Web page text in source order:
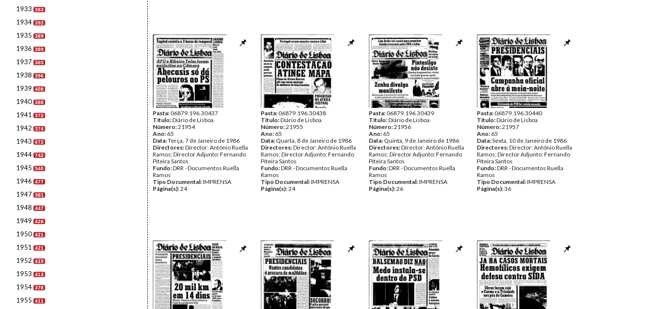
1933 383
1934 392
1935 389
1936 389
1937 365
1938 396
1939 408
1940 388
1941 372
1942 374
1943 672
1944 742
1945 540
1946 477
1947 381
1948 447
1949 428
1950 421
1951 421
1952 419
1953 413
1954 378
1955 411
Pasta:06879.196.30437
Título:Diário de Lisboa
Número:21954
Ano: 65
Data:Terça, 7 de Janeiro de 1986
Directores:Director: António Ruella
Ramos; Director Adjunto: Fernando
Piteira Santos
Fundo:DRR - Documentos Ruella
Ramos
Tipo Documental:IMPRENSA
Página(s):24
Pasta:06879.196.30438
Título:Diário de Lisboa
Número:21955
Ano: 65
Data: Quarta, 8 de Janeiro de 1986
Directores:Director: António Ruella
Ramos; Director Adjunto: Fernando
Piteira Santos
Fundo:DRR - Documentos Ruella
Ramos
Tipo Documental:IMPRENSA
Página(s):24
Pasta:06879.196.30439
Título:Diário de Lisboa
Número:21956
Ano: 65
Data: Quinta, 9 de Janeiro de 1986
Directores:Director: António Ruella
Ramos; Director Adjunto: Fernando
Piteira Santos
Fundo:DRR - Documentos Ruella
Ramos
Tipo Documental:IMPRENSA
Página(s):26
Pasta:06879.196.30440
Título:Diário de Lisboa
Número:21957
Ano: 65
Data:Sexta, 10 de Janeiro de 1986
Directores:Director: António Ruella
Ramos; Director Adjunto: Fernando
Piteira Santos
Fundo:DRR - Documentos Ruella
Ramos
Tipo Documental:IMPRENSA
Página(s):36